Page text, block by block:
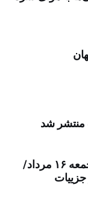
شد
قیمت طلا و سکه امروز جمعه ۱۶ مرداد/